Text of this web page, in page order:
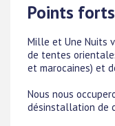
Points forts
Mille et Une Nuits
de tentes
et marocaines) et
Nous nous
désinstallation de